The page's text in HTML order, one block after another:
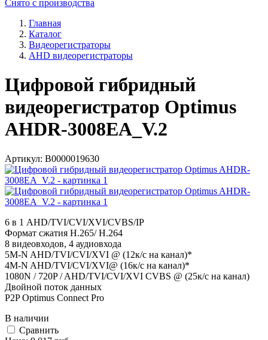
Снято с производства
Главная
Каталог
Видеорегистраторы
AHD видеорегистраторы
Цифровой гибридный
видеорегистратор Optimus
AHDR-3008EA_V.2
Артикул: В0000019630
6 в 1 AHD/TVI/CVI/XVI/CVBS/IP
Формат сжатия H.265/ H.264
8 видеовходов, 4 аудиовхода
5M-N AHD/TVI/CVI/XVI @ (12к/с на канал)*
4M-N AHD/TVI/CVI/XVI@ (16к/с на канал)*
1080N / 720P / AHD/TVI/CVI/XVI CVBS @ (25к/с на канал)
Двойной поток данных
P2P Optimus Connect Pro
В наличии
Cравнить